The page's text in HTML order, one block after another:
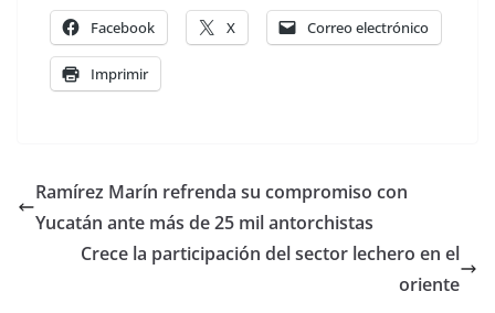
Facebook X Correo electrónico
Imprimir
Ramírez Marín refrenda su compromiso con
Yucatán ante más de 25 mil antorchistas
Crece la participación del sector lechero en el
oriente